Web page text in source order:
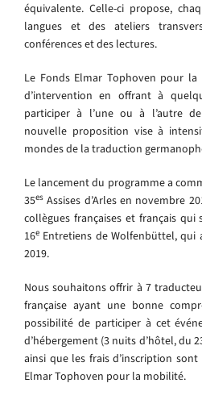
équivalente. Celle-ci propose,
langues et des ateliers
conférences et des lectures.
Le Fonds Elmar Tophoven pour
d’intervention en offrant à
participer à l’une ou à l’autre
nouvelle proposition vise à
mondes de la traduction
Le lancement du programme a
35es Assises d’Arles en novembre
collègues françaises et français
16e Entretiens de Wolfenbüttel,
2019.
Nous souhaitons offrir à 7
française ayant une bonne
possibilité de participer à cet
d’hébergement (3 nuits d’hôtel, du
ainsi que les frais d’inscription
Elmar Tophoven pour la mobilité.